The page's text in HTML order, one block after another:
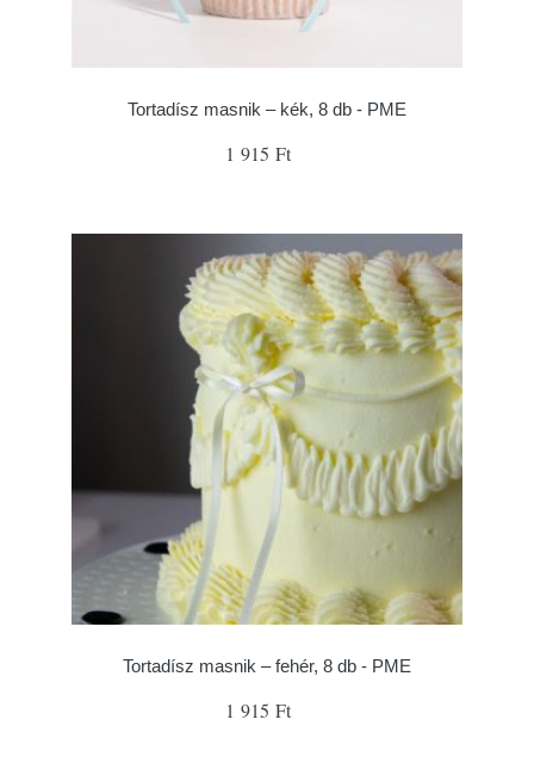
Tortadísz masnik – kék, 8 db - PME
1 915 Ft
Tortadísz masnik – fehér, 8 db - PME
1 915 Ft